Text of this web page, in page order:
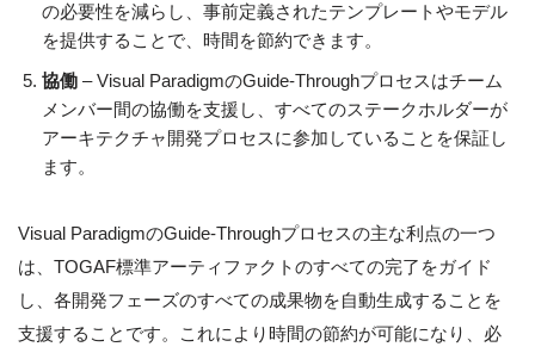
の必要性を減らし、事前定義されたテンプレートやモデル
を提供することで、時間を節約できます。
協働 – Visual ParadigmのGuide-Throughプロセスはチーム
メンバー間の協働を支援し、すべてのステークホルダーが
アーキテクチャ開発プロセスに参加していることを保証し
ます。
Visual ParadigmのGuide-Throughプロセスの主な利点の一つ
は、TOGAF標準アーティファクトのすべての完了をガイド
し、各開発フェーズのすべての成果物を自動生成することを
支援することです。これにより時間の節約が可能になり、必